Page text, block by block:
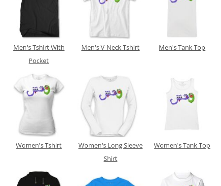
Men's Tshirt With
Pocket
Men's V-Neck Tshirt Men's Tank Top
Women's Tshirt
Women's Long Sleeve
Shirt
Women's Tank Top